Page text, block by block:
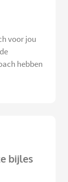
voor jou
hebben
bijles